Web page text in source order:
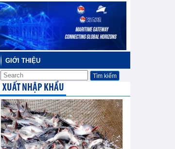
GIỚI THIỆU
XUẤT NHẬP KHẨU